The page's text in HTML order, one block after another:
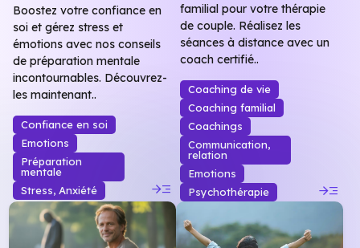
Boostez votre confiance en
soi et gérez stress et
émotions avec nos conseils
de préparation mentale
incontournables. Découvrez-
les maintenant..
Confiance en soi
Emotions
Préparation
mentale
Stress, Anxiété
read_more
familial pour votre thérapie
de couple. Réalisez les
séances à distance avec un
coach certifié..
Coaching de vie
Coaching familial
Coachings
Communication,
relation
Emotions
Psychothérapie
read_more